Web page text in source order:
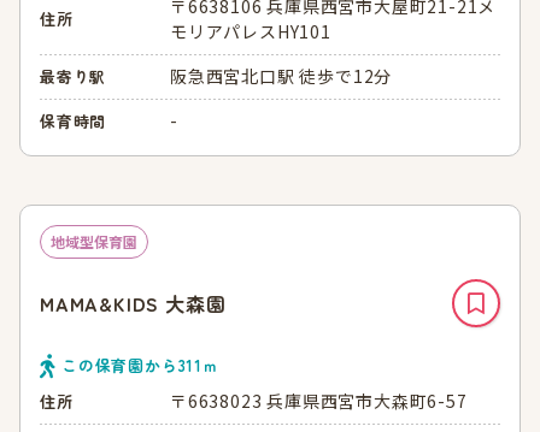
住所
〒6638106 兵庫県西宮市大屋町21-21メ
モリアパレスHY101
最寄り駅 阪急西宮北口駅 徒歩で12分
保育時間 -
地域型保育園
MAMA&KIDS 大森園
この保育園から311 ｍ
住所
〒6638023 兵庫県西宮市大森町6-57